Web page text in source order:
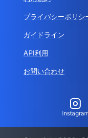
プライバシーポリシ
ガイドライン
API利用
お問い合わせ